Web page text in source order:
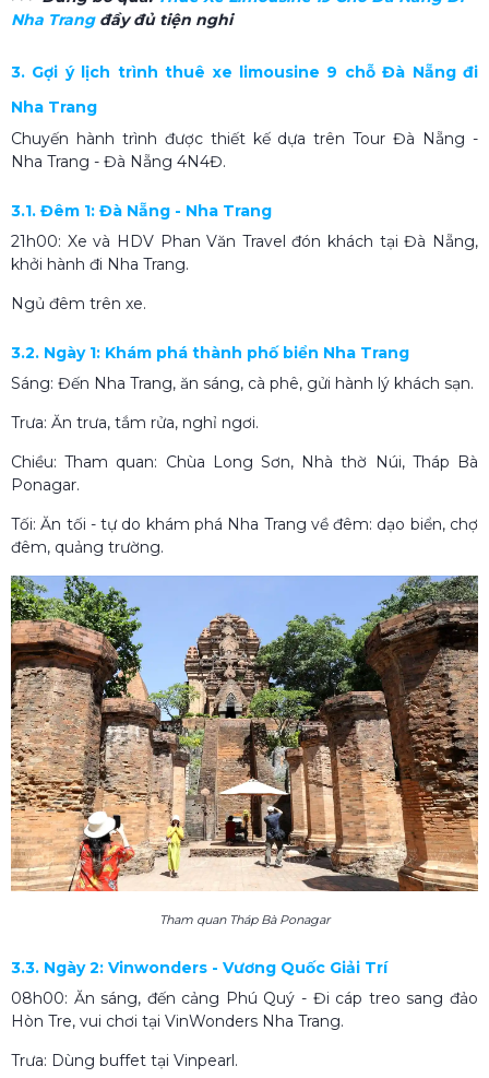
Nha Trang đầy đủ tiện nghi
3. Gợi ý lịch trình thuê xe limousine 9 chỗ Đà Nẵng đi
Nha Trang
Chuyến hành trình được thiết kế dựa trên Tour Đà Nẵng -
Nha Trang - Đà Nẵng 4N4Đ.
3.1. Đêm 1: Đà Nẵng - Nha Trang
21h00: Xe và HDV Phan Văn Travel đón khách tại Đà Nẵng,
khởi hành đi Nha Trang.
Ngủ đêm trên xe.
3.2. Ngày 1: Khám phá thành phố biển Nha Trang
Sáng: Đến Nha Trang, ăn sáng, cà phê, gửi hành lý khách sạn.
Trưa: Ăn trưa, tắm rửa, nghỉ ngơi.
Chiều: Tham quan: Chùa Long Sơn, Nhà thờ Núi, Tháp Bà
Ponagar.
Tối: Ăn tối - tự do khám phá Nha Trang về đêm: dạo biển, chợ
đêm, quảng trường.
Tham quan Tháp Bà Ponagar
3.3. Ngày 2: Vinwonders - Vương Quốc Giải Trí
08h00: Ăn sáng, đến cảng Phú Quý - Đi cáp treo sang đảo
Hòn Tre, vui chơi tại VinWonders Nha Trang.
Trưa: Dùng buffet tại Vinpearl.